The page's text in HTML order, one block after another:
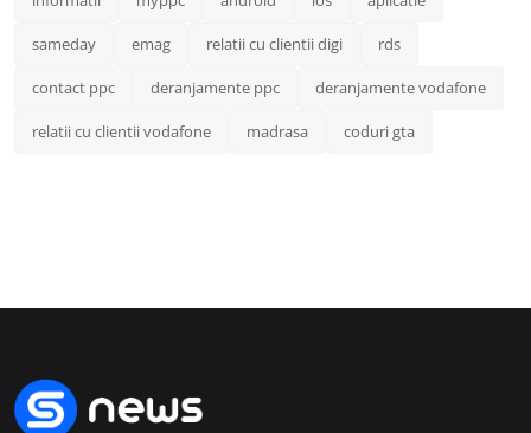
sameday emag relatii cu clientii digi rds
contact ppc deranjamente ppc deranjamente vodafone
relatii cu clientii vodafone madrasa coduri gta